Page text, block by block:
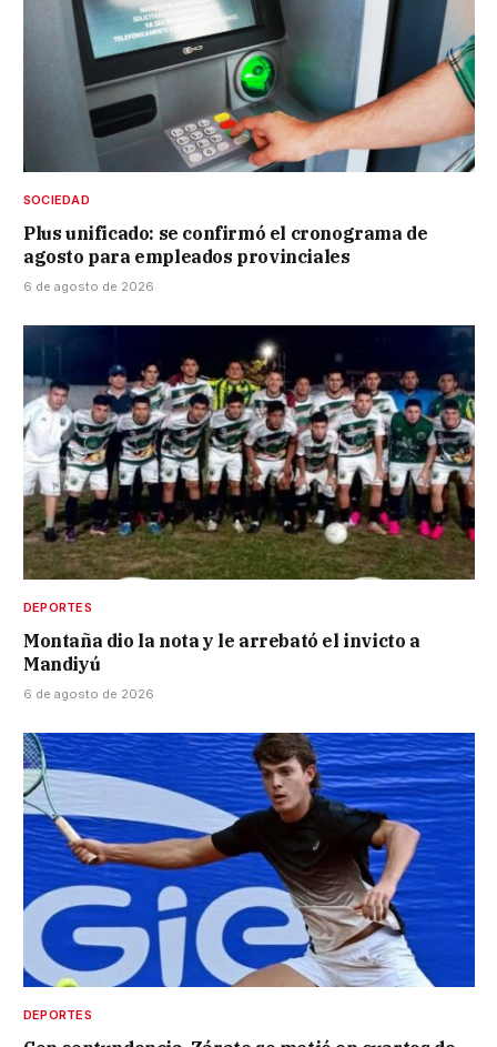
SOCIEDAD
Plus unificado: se confirmó el cronograma de
agosto para empleados provinciales
6 de agosto de 2026
DEPORTES
Montaña dio la nota y le arrebató el invicto a
Mandiyú
6 de agosto de 2026
DEPORTES